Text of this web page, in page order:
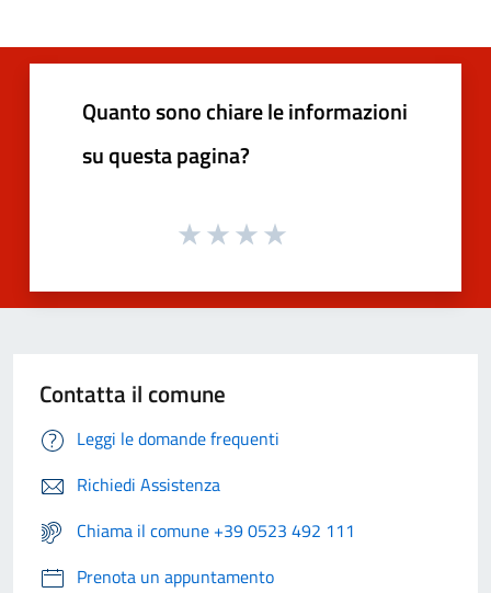
Quanto sono chiare le informazioni
su questa pagina?
Contatta il comune
Leggi le domande frequenti
Richiedi Assistenza
Chiama il comune +39 0523 492 111
Prenota un appuntamento